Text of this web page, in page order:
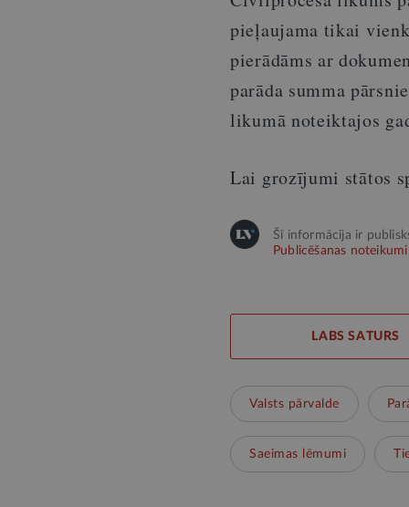
pieļaujama tikai
pierādāms ar
parāda summa
likumā noteiktajos
Lai grozījumi stātos
Šī informācija ir
Publicēšanas noteikumi
LABS SATURS
Valsts pārvalde
Saeimas lēmumi